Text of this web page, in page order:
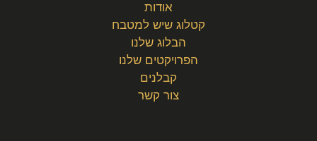
אודות
קטלוג שיש למטבח
הבלוג שלנו
הפרויקטים שלנו
קבלנים
צור קשר